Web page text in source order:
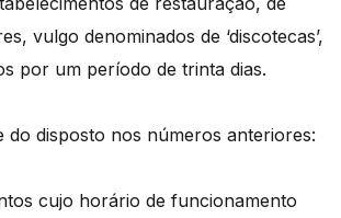
vulgo denominados de ‘discotecas’,
por um período de trinta dias.
do disposto nos números anteriores:
cujo horário de funcionamento